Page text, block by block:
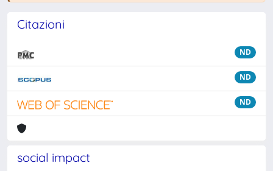
Citazioni
ND
ND
ND
social impact